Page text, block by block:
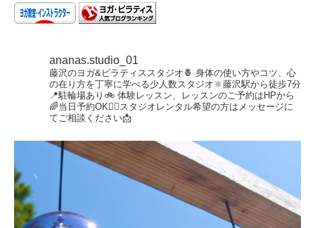
ananas.studio_01
藤沢のヨガ&ピラティススタジオ🍍 身体の使い方やコツ、心
の在り方を丁寧に学べる少人数スタジオ🔆藤沢駅から徒歩7分
📍駐輪場あり🚲 体験レッスン、レッスンのご予約はHPから
🌈当日予約OK🙆‍♀️スタジオレンタル希望の方はメッセージに
てご相談ください📩